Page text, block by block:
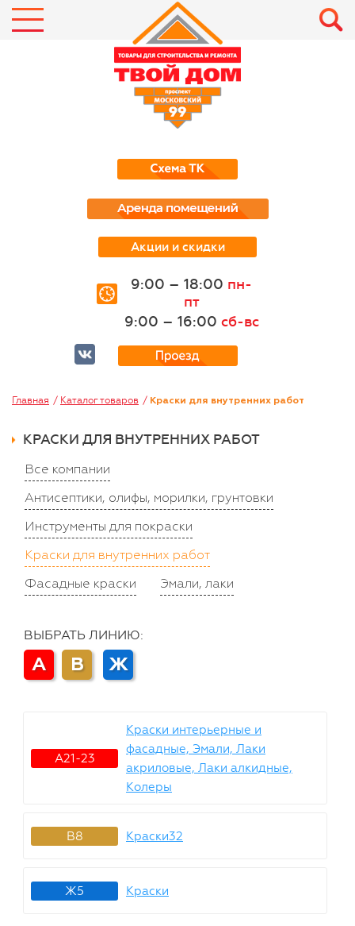
Акции и скидки
9:00 – 18:00 пн-
пт
9:00 – 16:00 сб-вс
Главная Каталог товаров Краски для внутренних работ
КРАСКИ ДЛЯ ВНУТРЕННИХ РАБОТ
Все компании
Антисептики, олифы, морилки, грунтовки
Инструменты для покраски
Краски для внутренних работ
Фасадные краски Эмали, лаки
ВЫБРАТЬ ЛИНИЮ:
А В Ж
А21-23
Краски интерьерные и
фасадные, Эмали, Лаки
акриловые, Лаки алкидные,
Колеры
В8 Краски32
Ж5 Краски